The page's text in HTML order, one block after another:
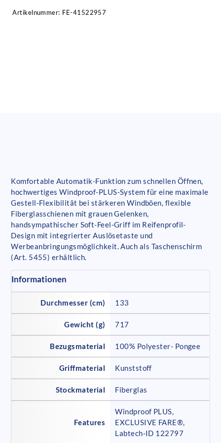
Artikelnummer: FE-41522957
Komfortable Automatik-Funktion zum schnellen Öffnen,
hochwertiges Windproof-PLUS-System für eine maximale
Gestell-Flexibilität bei stärkeren Windböen, flexible
Fiberglasschienen mit grauen Gelenken,
handsympathischer Soft-Feel-Griff im Reifenprofil-
Design mit integrierter Auslösetaste und
Werbeanbringungsmöglichkeit. Auch als Taschenschirm
(Art. 5455) erhältlich.
Informationen
Durchmesser (cm) 133
Gewicht (g) 717
Bezugsmaterial 100% Polyester- Pongee
Griffmaterial Kunststoff
Stockmaterial Fiberglas
Features
Windproof PLUS,
EXCLUSIVE FARE®,
Labtech-ID 122797